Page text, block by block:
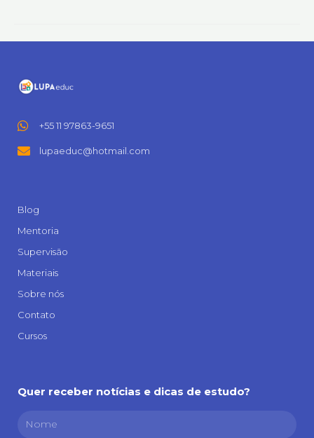
+55 11 97863-9651
lupaeduc@hotmail.com
Blog
Mentoria
Supervisão
Materiais
Sobre nós
Contato
Cursos
Quer receber notícias e dicas de estudo?